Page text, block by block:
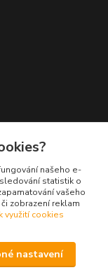
našeho e-
statistik o
vašeho
zobrazení reklam
využití cookies
nastavení